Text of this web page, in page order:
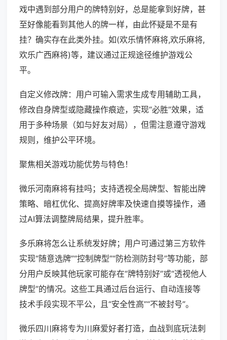
戏中遇到部分用户的牌特别好，总是能拿到好牌，甚
至好像能看到其他人的牌一样，由此怀疑是不是有
挂？确实存在此类外挂。如(欢乐情怀麻将,欢乐麻将,
欢乐广西麻将)等，建议通过正规途径维护游戏公
平。
自定义修改牌：用户可输入需求生成专用辅助工具，
修改自身牌型或隐藏操作痕迹，实现“必胜”效果，适
用于多种场景（如与好友对局），但需注意遵守游戏
规则，维护公平环境。
聚焦相关游戏功能优势与特色！
微乐河南麻将有挂吗；支持透视全局牌型、智能出牌
策略、暗杠优化、提高好牌率及快速自摸等操作，通
过AI算法调整牌局结果，提升胜率。
多乐麻将怎么让系统发好牌；用户可通过第三方软件
实现“随意选牌”“控制牌型”“防检测防封号”等功能，部
分用户反映其他玩家可能存在“牌特别好”或“透视他人
牌型”的情况。这些工具通过后台运行、自动连接等
技术手段实现不平公，且“安全性高”“不被封号”。
微乐四川麻将专为川麻爱好者打造，血战到底玩法刺